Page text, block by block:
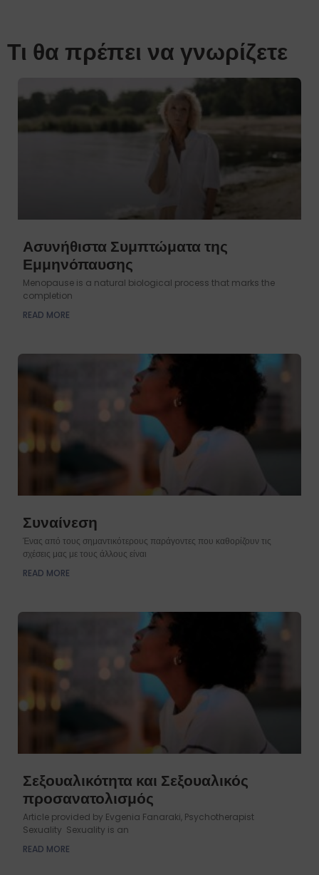
Τι θα πρέπει να γνωρίζετε
Ασυνήθιστα Συμπτώματα της
Εμμηνόπαυσης
Menopause is a natural biological process that marks the
completion
READ MORE
Συναίνεση
Ένας από τους σημαντικότερους παράγοντες που καθορίζουν τις
σχέσεις μας με τους άλλους είναι
READ MORE
Σεξουαλικότητα και Σεξουαλικός
προσανατολισμός
Article provided by Evgenia Fanaraki, Psychotherapist
Sexuality Sexuality is an
READ MORE